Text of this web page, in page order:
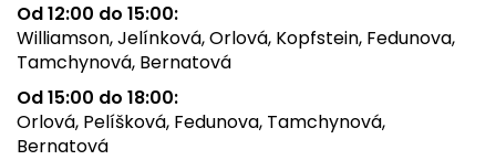
Od 12:00 do 15:00:
Williamson, Jelínková, Orlová, Kopfstein, Fedunova,
Tamchynová, Bernatová
Od 15:00 do 18:00:
Orlová, Pelíšková, Fedunova, Tamchynová,
Bernatová